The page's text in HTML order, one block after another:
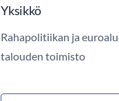
Yksikkö
Rahapolitiikan ja
talouden toimisto